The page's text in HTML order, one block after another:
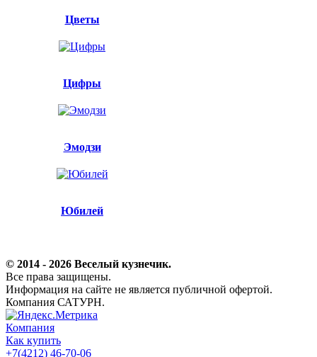
Цветы
Цифры
Эмодзи
Юбилей
© 2014 - 2026 Веселый кузнечик.
Все права защищены.
Информация на сайте не является публичной офертой.
Компания САТУРН.
Компания
Как купить
+7(4212) 46-70-06